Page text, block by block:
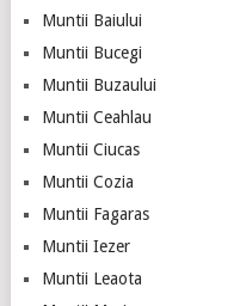
Muntii Baiului
Muntii Bucegi
Muntii Buzaului
Muntii Ceahlau
Muntii Ciucas
Muntii Cozia
Muntii Fagaras
Muntii Iezer
Muntii Leaota